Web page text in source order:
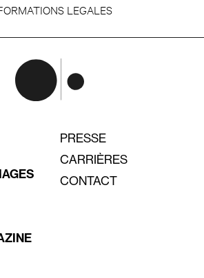
LEGALES
PRESSE
CARRIÈRES
CONTACT